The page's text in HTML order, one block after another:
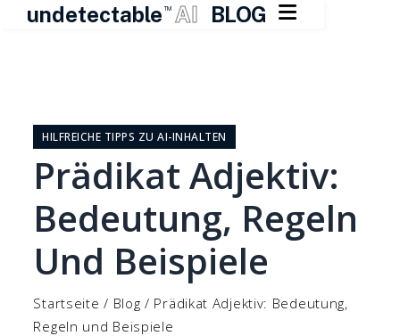
undetectable TM AI BLOG 
springenHILFREICHE TIPPS ZU AI-INHALTEN
Prädikat Adjektiv:
Bedeutung, Regeln
Und Beispiele
Startseite / Blog / Prädikat Adjektiv: Bedeutung,
Regeln und Beispiele